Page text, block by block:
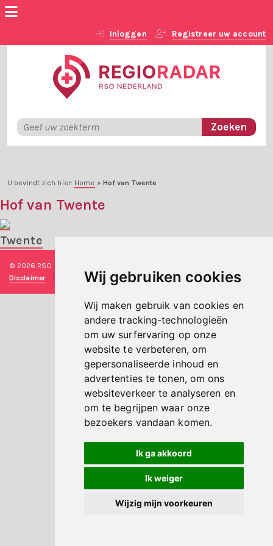
Wij gebruiken cookies
Wij maken gebruik van cookies en
andere tracking-technologieën
om uw surfervaring op onze
website te verbeteren, om
gepersonaliseerde inhoud en
advertenties te tonen, om ons
websiteverkeer te analyseren en
om te begrijpen waar onze
bezoekers vandaan komen.
Ik ga akkoord
Ik weiger
Wijzig mijn voorkeuren
Inloggen Registreer uw account
U bevindt zich hier: Home » Hof van Twente
Hof van Twente
Twente
© 2026 RSO Nederland
Disclaimer
Privacy verklaring | Technische realisatieSieronline B.V.